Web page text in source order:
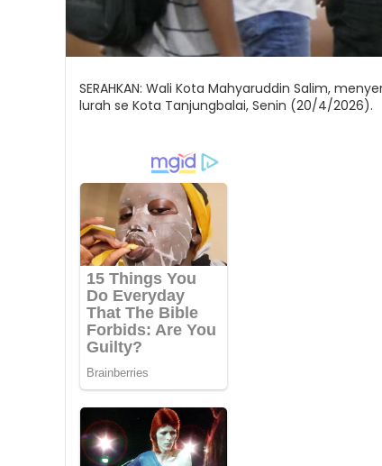
SERAHKAN: Wali Kota Mahyaruddin Salim,
lurah se Kota Tanjungbalai, Senin (20/4/2026).